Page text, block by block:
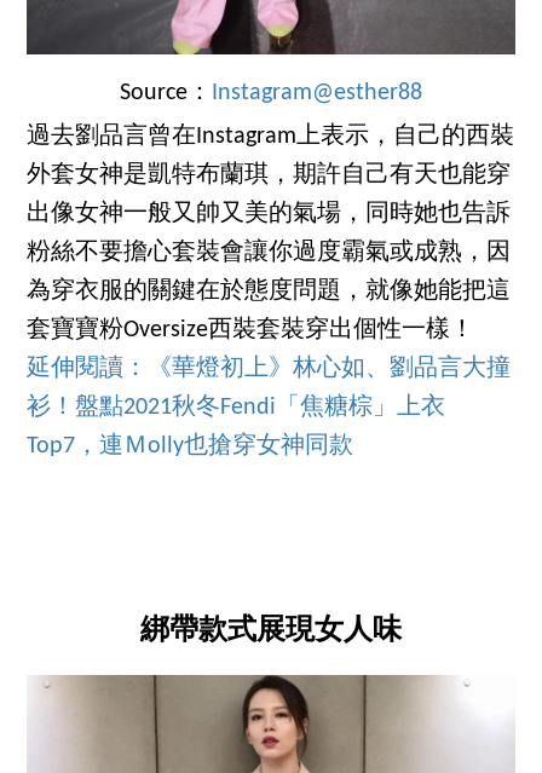
Source： Instagram@esther88
過去劉品言曾在Instagram上表示，自己的西裝
外套女神是凱特布蘭琪，期許自己有天也能穿
出像女神一般又帥又美的氣場，同時她也告訴
粉絲不要擔心套裝會讓你過度霸氣或成熟，因
為穿衣服的關鍵在於態度問題，就像她能把這
套寶寶粉Oversize西裝套裝穿出個性一樣！
延伸閱讀：
《華燈初上》林心如、劉品言大撞
衫！盤點2021秋冬Fendi「焦糖棕」上衣
Top7，連Ｍolly也搶穿女神同款
綁帶款式展現女人味